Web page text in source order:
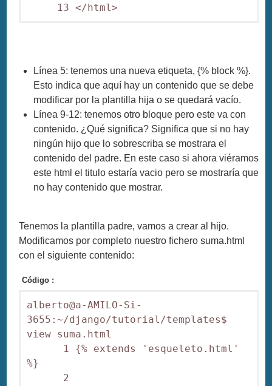
13 </html>
Línea 5: tenemos una nueva etiqueta, {% block %}.
Esto indica que aquí hay un contenido que se debe
modificar por la plantilla hija o se quedará vacío.
Línea 9-12: tenemos otro bloque pero este va con
contenido. ¿Qué significa? Significa que si no hay
ningún hijo que lo sobrescriba se mostrara el
contenido del padre. En este caso si ahora viéramos
este html el titulo estaría vacio pero se mostraría que
no hay contenido que mostrar.
Tenemos la plantilla padre, vamos a crear al hijo.
Modificamos por completo nuestro fichero suma.html
con el siguiente contenido:
Código :
alberto@a-AMILO-Si-
3655:~/django/tutorial/templates$
view suma.html
1 {% extends 'esqueleto.html'
%}
2